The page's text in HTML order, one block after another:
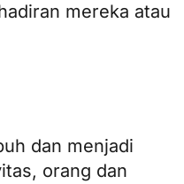
mereka atau
dan menjadi
orang dan